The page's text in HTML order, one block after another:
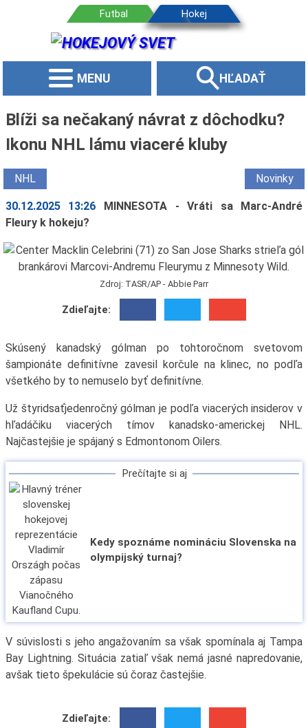
MENU HĽADAŤ
Blíži sa nečakaný návrat z dôchodku?
Ikonu NHL lámu viaceré kluby
NHL Novinky
30.12.2025 13:26
MINNESOTA - Vráti sa Marc-André
Fleury k hokeju?
Zdroj: TASR/AP - Abbie Parr
Zdieľajte:
Skúsený kanadský gólman po tohtoročnom svetovom
šampionáte definitívne zavesil korčule na klinec, no podľa
všetkého by to nemuselo byť definitívne.
Už štyridsaťjedenročný gólman je podľa viacerých insiderov v
hľadáčiku viacerých tímov kanadsko-americkej NHL.
Najčastejšie je spájaný s Edmontonom Oilers.
Prečítajte si aj
Kedy spoznáme nomináciu Slovenska na
olympijský turnaj?
V súvislosti s jeho angažovaním sa však spomínala aj Tampa
Bay Lightning. Situácia zatiaľ však nemá jasné napredovanie,
avšak tieto špekulácie sú čoraz častejšie.
Zdieľajte: